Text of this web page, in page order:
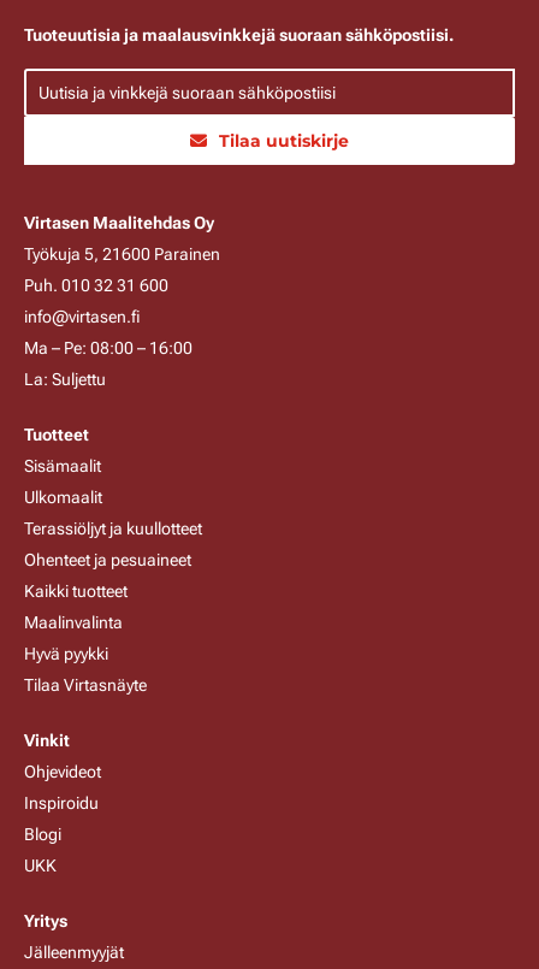
Tuoteuutisia ja maalausvinkkejä suoraan sähköpostiisi.
Tilaa uutiskirje
Virtasen Maalitehdas Oy
Työkuja 5, 21600 Parainen
Puh. 010 32 31 600
info@virtasen.fi
Ma – Pe: 08:00 – 16:00
La: Suljettu
Tuotteet
Sisämaalit
Ulkomaalit
Terassiöljyt ja kuullotteet
Ohenteet ja pesuaineet
Kaikki tuotteet
Maalinvalinta
Hyvä pyykki
Tilaa Virtasnäyte
Vinkit
Ohjevideot
Inspiroidu
Blogi
UKK
Yritys
Jälleenmyyjät